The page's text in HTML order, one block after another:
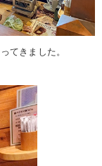
てきました。